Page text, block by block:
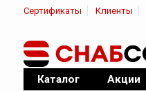
Сертификаты Клиенты
Официальный дилер ПО
Каталог Акции